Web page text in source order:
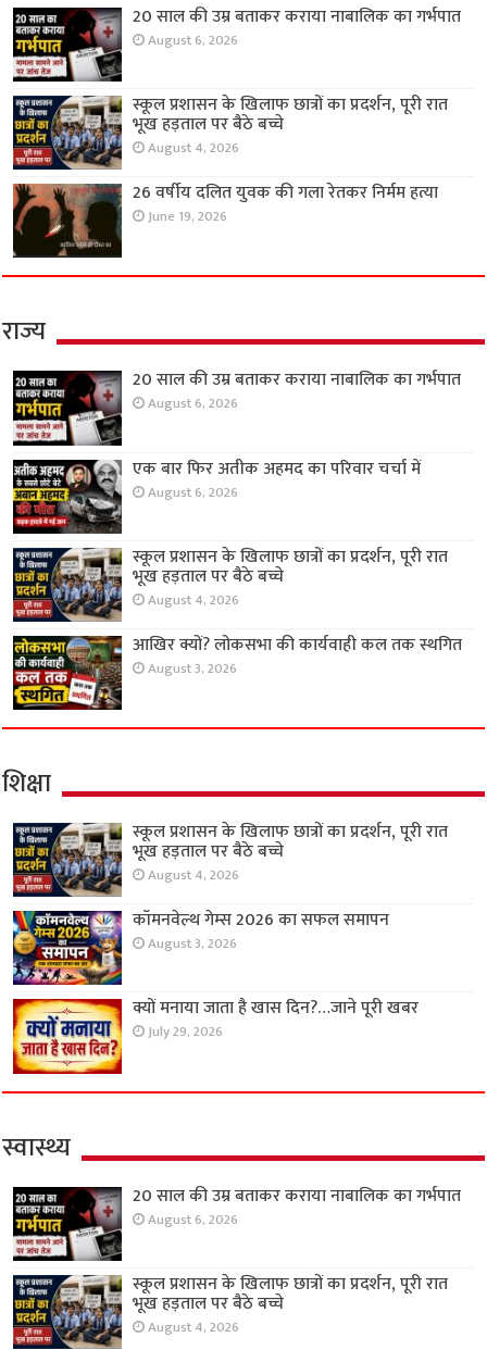
20 साल की उम्र बताकर कराया नाबालिक का गर्भपात
August 6, 2026
स्कूल प्रशासन के खिलाफ छात्रों का प्रदर्शन, पूरी रात
भूख हड़ताल पर बैठे बच्चे
August 4, 2026
26 वर्षीय दलित युवक की गला रेतकर निर्मम हत्या
June 19, 2026
राज्य
20 साल की उम्र बताकर कराया नाबालिक का गर्भपात
August 6, 2026
एक बार फिर अतीक अहमद का परिवार चर्चा में
August 6, 2026
स्कूल प्रशासन के खिलाफ छात्रों का प्रदर्शन, पूरी रात
भूख हड़ताल पर बैठे बच्चे
August 4, 2026
आखिर क्यों? लोकसभा की कार्यवाही कल तक स्थगित
August 3, 2026
शिक्षा
स्कूल प्रशासन के खिलाफ छात्रों का प्रदर्शन, पूरी रात
भूख हड़ताल पर बैठे बच्चे
August 4, 2026
कॉमनवेल्थ गेम्स 2026 का सफल समापन
August 3, 2026
क्यों मनाया जाता है खास दिन?…जाने पूरी खबर
July 29, 2026
स्वास्थ्य
20 साल की उम्र बताकर कराया नाबालिक का गर्भपात
August 6, 2026
स्कूल प्रशासन के खिलाफ छात्रों का प्रदर्शन, पूरी रात
भूख हड़ताल पर बैठे बच्चे
August 4, 2026